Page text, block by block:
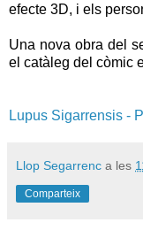
efecte 3D, i els
Una nova obra del
el catàleg del còmic
Lupus Sigarrensis -
Llop Segarrenc a les
Comparteix